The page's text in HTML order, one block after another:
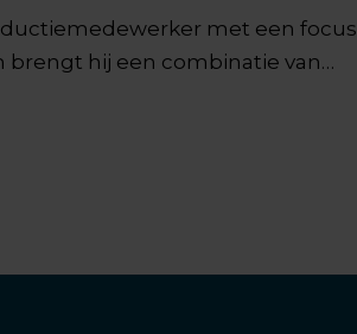
met een focus
brengt hij een combinatie van